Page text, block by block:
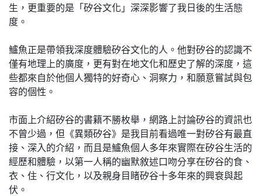
生，更重要的是「矽谷文化」深深影響了我日後的生活態
度。
鱸魚正是帶領我深度體驗矽谷文化的人。他對矽谷的認識不
僅有地理上的廣度，更有對在地文化和歷史了解的深度，這
些都來自於他個人獨特的好奇心、洞察力，和願意嘗試與包
容的個性。
市面上介紹矽谷的書籍不勝枚舉，網路上討論矽谷的資訊也
不曾少過，但《異類矽谷》是我目前看過唯一對矽谷有最直
接、深入的介紹，而且是鱸魚個人多年來實際在矽谷生活的
經歷和體驗，以第一人稱的幽默敘述口吻分享在矽谷的食、
衣、住、行文化，以及親身目睹矽谷十多年來的興衰與起
伏。